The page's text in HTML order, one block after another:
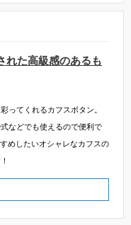
れた高級感のあるも
ってくれるカフスボタン。
などでも使えるので便利で
めしたいオシャレなカフスの